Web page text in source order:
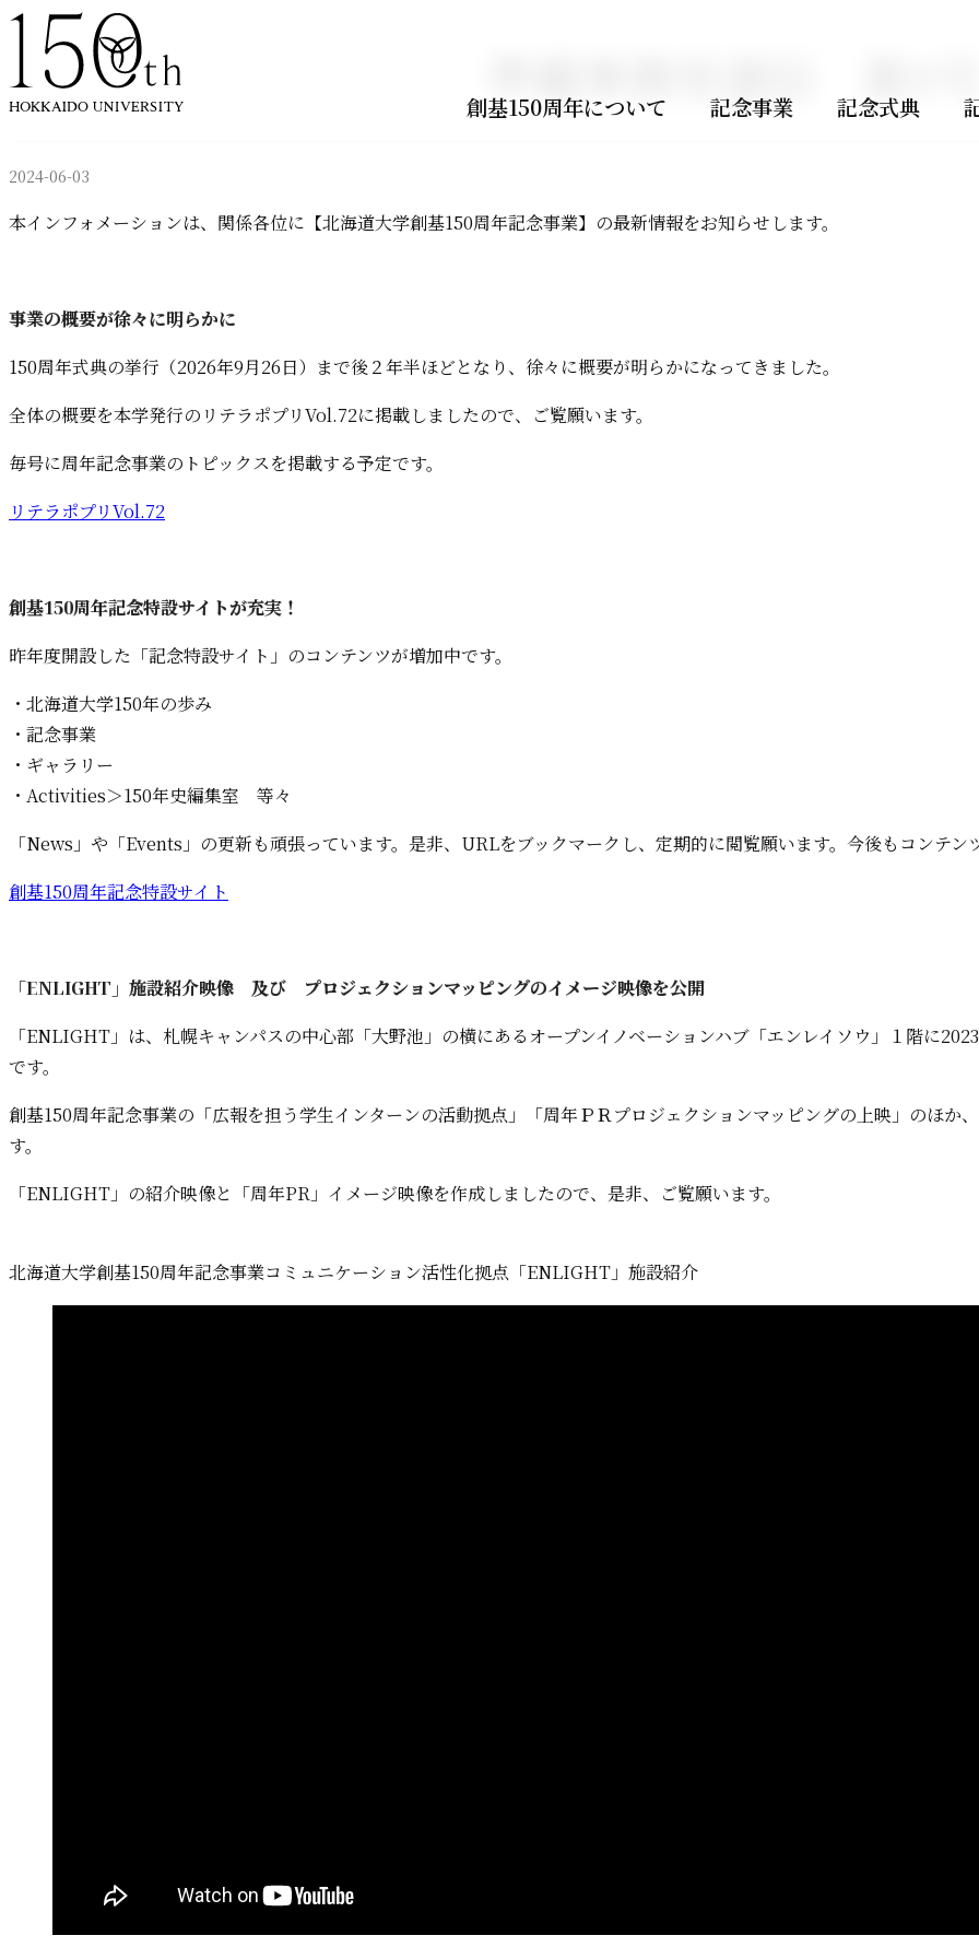
内容をスキップ
創基150周年について 記念事業 記念式典
2024-06-03
本インフォメーションは、関係各位に【北海道大学創基150周年記念事業】の最新情報をお知らせします。
事業の概要が徐々に明らかに
150周年式典の挙行（2026年9月26日）まで後２年半ほどとなり、徐々に概要が明らかになってきました。
全体の概要を本学発行のリテラポプリVol.72に掲載しましたので、ご覧願います。
毎号に周年記念事業のトピックスを掲載する予定です。
リテラポプリVol.72
創基150周年記念特設サイトが充実！
昨年度開設した「記念特設サイト」のコンテンツが増加中です。
・北海道大学150年の歩み
・記念事業
・ギャラリー
・Activities＞150年史編集室 等々
「News」や「Events」の更新も頑張っています。是非、URLをブックマークし、定期的に閲覧願います。今後もコンテン
創基150周年記念特設サイト
「ENLIGHT」施設紹介映像 及び プロジェクションマッピングのイメージ映像を公開
「ENLIGHT」は、札幌キャンパスの中心部「大野池」の横にあるオープンイノベーションハブ「エンレイソウ」１階に
です。
創基150周年記念事業の「広報を担う学生インターンの活動拠点」「周年ＰＲプロジェクションマッピングの上映」のほか
す。
「ENLIGHT」の紹介映像と「周年PR」イメージ映像を作成しましたので、是非、ご覧願います。
北海道大学創基150周年記念事業コミュニケーション活性化拠点「ENLIGHT」施設紹介